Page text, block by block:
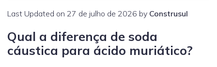
Last Updated on 27 de julho de 2026 by Construsul
Qual a diferença de soda
cáustica para ácido muriático?